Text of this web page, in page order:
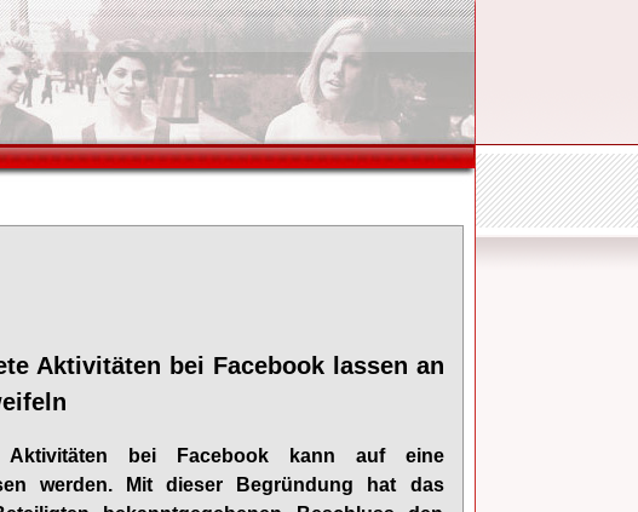
Aktivitäten bei Facebook lassen an
Aktivitäten bei Facebook kann auf eine
werden. Mit dieser Begründung hat das